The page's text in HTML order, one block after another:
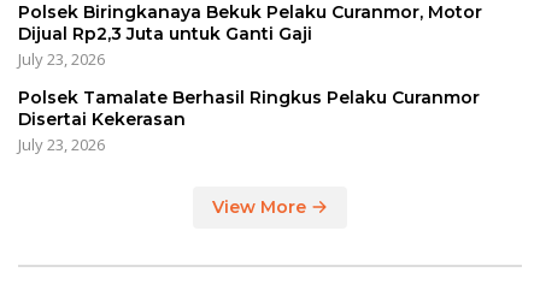
Polsek Biringkanaya Bekuk Pelaku Curanmor, Motor
Dijual Rp2,3 Juta untuk Ganti Gaji
July 23, 2026
Polsek Tamalate Berhasil Ringkus Pelaku Curanmor
Disertai Kekerasan
July 23, 2026
View More